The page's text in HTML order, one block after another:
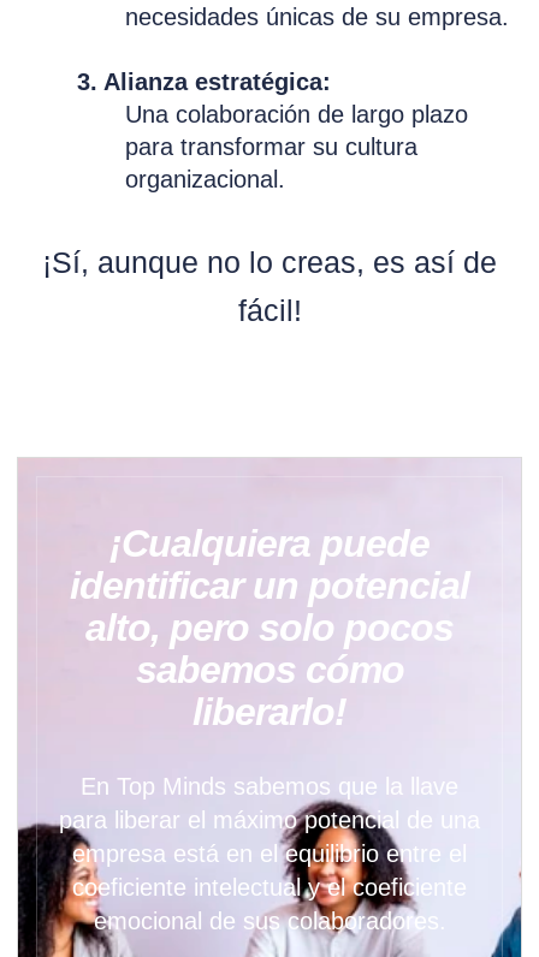
necesidades únicas de su empresa.
3. Alianza estratégica:
Una colaboración de largo plazo
para transformar su cultura
organizacional.
¡Sí, aunque no lo creas, es así de
fácil!
¡Cualquiera puede
identificar un potencial
alto, pero solo pocos
sabemos cómo
liberarlo!
En Top Minds sabemos que la llave
para liberar el máximo potencial de una
empresa está en el equilibrio entre el
coeficiente intelectual y el coeficiente
emocional de sus colaboradores.